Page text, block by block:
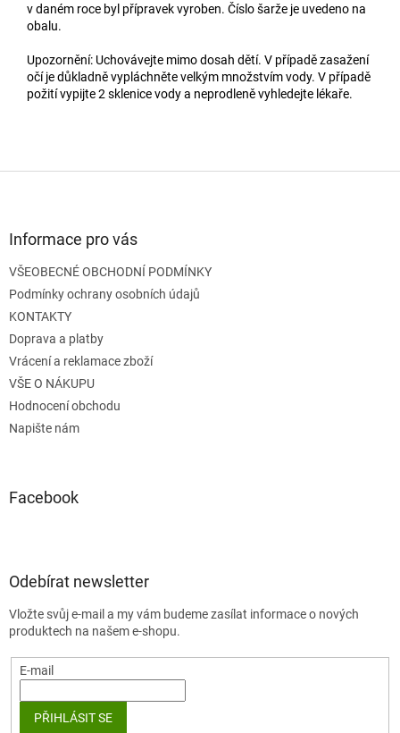
v daném roce byl přípravek vyroben. Číslo šarže je uvedeno na
obalu.
Upozornění: Uchovávejte mimo dosah dětí. V případě zasažení
očí je důkladně vypláchněte velkým množstvím vody. V případě
požití vypijte 2 sklenice vody a neprodleně vyhledejte lékaře.
Informace pro vás
VŠEOBECNÉ OBCHODNÍ PODMÍNKY
Podmínky ochrany osobních údajů
KONTAKTY
Doprava a platby
Vrácení a reklamace zboží
VŠE O NÁKUPU
Hodnocení obchodu
Napište nám
Facebook
Odebírat newsletter
Vložte svůj e-mail a my vám budeme zasílat informace o nových
produktech na našem e-shopu.
E-mail
PŘIHLÁSIT SE